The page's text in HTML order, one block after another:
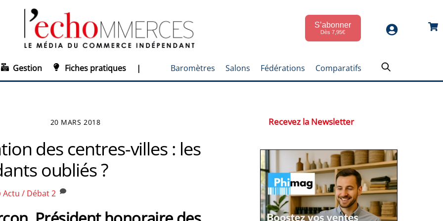
S’abonner
Dès 7,95€
Gestion Fiches pratiques | Baromètres Salons Fédérations Comparatifs
20 MARS 2018
des centres-villes : les
oubliés ?
Actu / Débat2
Recevez la Newsletter